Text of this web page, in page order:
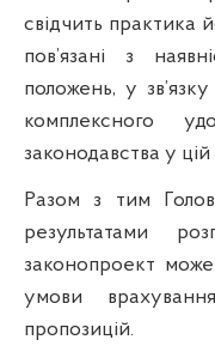
свідчить практика
пов’язані з
положень, у
комплексного
законодавства у
Разом з тим
результатами
законопроект
умови
пропозицій.